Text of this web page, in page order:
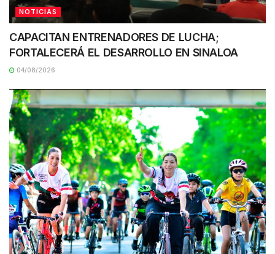
NOTICIAS
CAPACITAN ENTRENADORES DE LUCHA;
FORTALECERÁ EL DESARROLLO EN SINALOA
04/08/2026